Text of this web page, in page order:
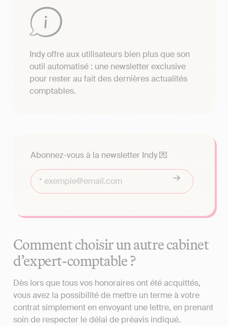
Indy offre aux utilisateurs bien plus que son
outil automatisé : une newsletter exclusive
pour rester au fait des dernières actualités
comptables.
Abonnez-vous à la newsletter Indy 💌
Comment choisir un autre cabinet
d’expert-comptable ?
Dès lors que tous vos honoraires ont été acquittés,
vous avez la possibilité de mettre un terme à votre
contrat simplement en envoyant une lettre, en prenant
soin de respecter le délai de préavis indiqué.